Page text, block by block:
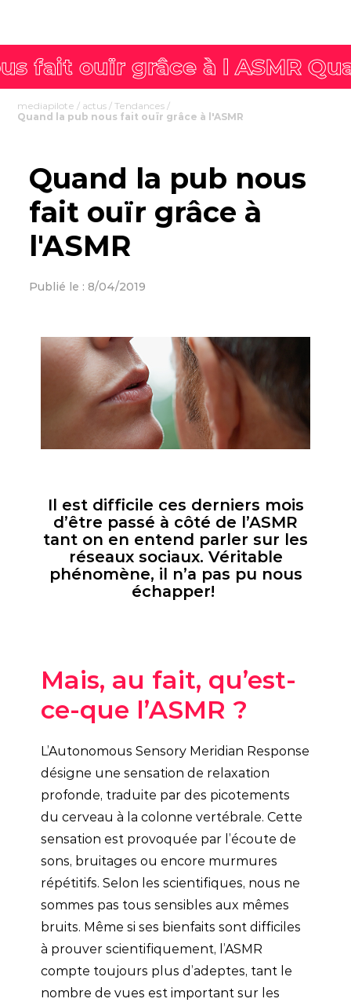
mediapilote / actus /Tendances /
Quand la pub nous fait ouïr grâce à l'ASMR
Quand la pub nous
fait ouïr grâce à
l'ASMR
Publié le : 8/04/2019
Il est difficile ces derniers mois
d’être passé à côté de l’ASMR
tant on en entend parler sur les
réseaux sociaux. Véritable
phénomène, il n’a pas pu nous
échapper!
Mais, au fait, qu’est-
ce-que l’ASMR ?
L’Autonomous Sensory Meridian Response
désigne une sensation de relaxation
profonde, traduite par des picotements
du cerveau à la colonne vertébrale. Cette
sensation est provoquée par l’écoute de
sons, bruitages ou encore murmures
répétitifs. Selon les scientifiques, nous ne
sommes pas tous sensibles aux mêmes
bruits. Même si ses bienfaits sont difficiles
à prouver scientifiquement, l’ASMR
compte toujours plus d’adeptes, tant le
nombre de vues est important sur les